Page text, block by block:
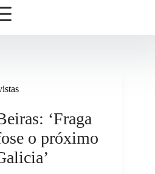
‘Fraga
o próximo